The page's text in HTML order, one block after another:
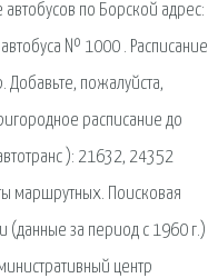
автобусов по Борской адрес:
№ 1000 . Расписание
Добавьте, пожалуйста,
расписание до
): 21632, 24352
маршрутных. Поисковая
(данные за период с 1960 г.)
центр